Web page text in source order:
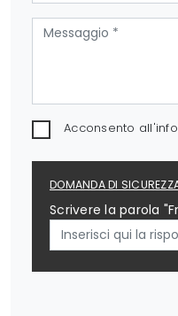
Acconsento
DOMANDA DI
Scrivere la parola